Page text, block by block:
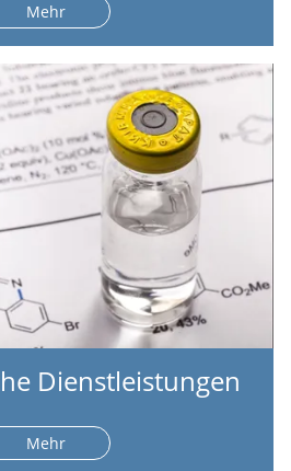
Mehr
Dienstleistungen
Mehr